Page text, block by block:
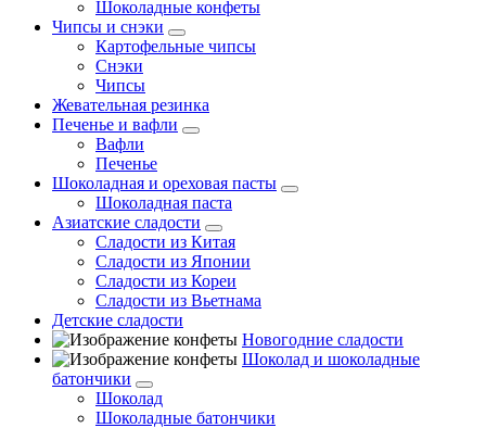
Шоколадные конфеты
Чипсы и снэки
Картофельные чипсы
Снэки
Чипсы
Жевательная резинка
Печенье и вафли
Вафли
Печенье
Шоколадная и ореховая пасты
Шоколадная паста
Азиатские сладости
Сладости из Китая
Сладости из Японии
Сладости из Кореи
Сладости из Вьетнама
Детские сладости
Новогодние сладости
Шоколад и шоколадные
батончики
Шоколад
Шоколадные батончики